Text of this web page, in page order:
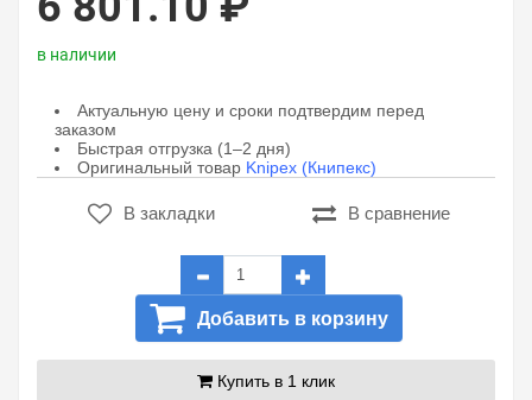
в наличии
Актуальную цену и сроки подтвердим перед
заказом
Быстрая отгрузка (1–2 дня)
Оригинальный товар Knipex (Книпекс)
В закладки В сравнение
Добавить в корзину
Купить в 1 клик